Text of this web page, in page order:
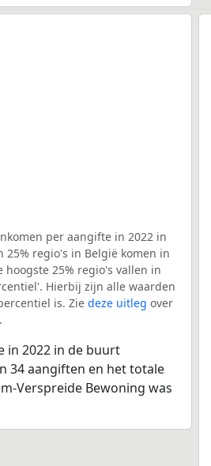
per aangifte in 2022 in
25% regio's in België komen in
25% regio's vallen in
Hierbij zijn alle waarden
is. Zie deze uitleg over
in 2022 in de buurt
34 aangiften en het totale
Verspreide Bewoning was